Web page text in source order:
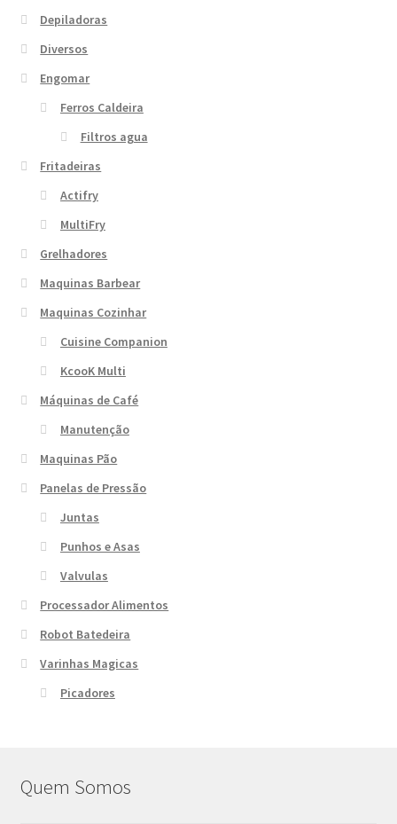
Depiladoras
Diversos
Engomar
Ferros Caldeira
Filtros agua
Fritadeiras
Actifry
MultiFry
Grelhadores
Maquinas Barbear
Maquinas Cozinhar
Cuisine Companion
KcooK Multi
Máquinas de Café
Manutenção
Maquinas Pão
Panelas de Pressão
Juntas
Punhos e Asas
Valvulas
Processador Alimentos
Robot Batedeira
Varinhas Magicas
Picadores
Quem Somos